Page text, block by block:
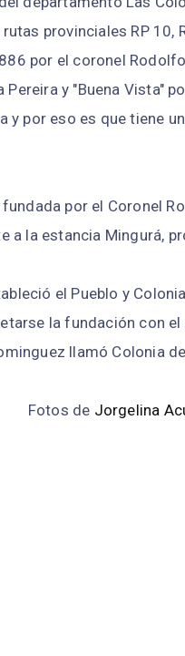
provinciales RP 10,
por el coronel
Pereira y "Buena Vista"
y por eso es que tiene
por el Coronel
a la estancia Mingurá,
el Pueblo y
la fundación con
llamó Colonia
Fotos de Jorgelina